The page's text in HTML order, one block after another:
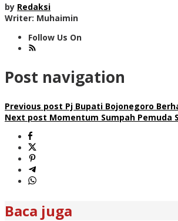
by Redaksi
Writer: Muhaimin
Follow Us On
Post navigation
Previous post Pj Bupati Bojonegoro
Next post Momentum Sumpah Pemuda
Baca juga